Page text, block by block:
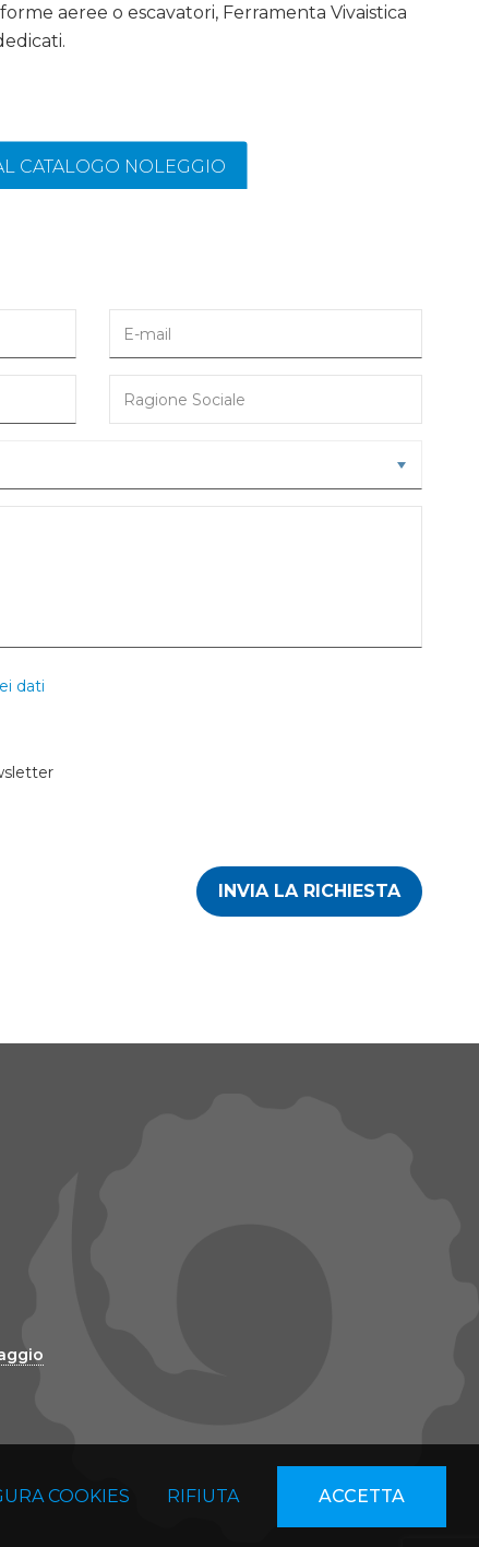
aeree o escavatori, Ferramenta Vivaistica
CATALOGO NOLEGGIO
dati
INVIA LA RICHIESTA
COOKIES RIFIUTA ACCETTA